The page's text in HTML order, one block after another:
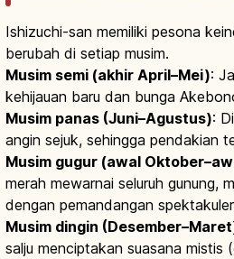
Ishizuchi-san memiliki pesona
berubah di setiap musim.
Musim semi (akhir April–Mei):
kehijauan baru dan bunga
Musim panas (Juni–Agustus):
angin sejuk, sehingga pendakian
Musim gugur (awal
merah mewarnai seluruh gunung,
dengan pemandangan
Musim dingin
salju menciptakan suasana mistis